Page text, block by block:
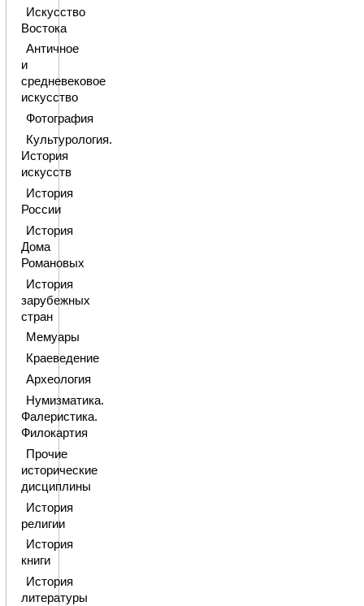
Искусство
Востока
Античное
и
средневековое
искусство
Фотография
Культурология.
История
искусств
История
России
История
Дома
Романовых
История
зарубежных
стран
Мемуары
Краеведение
Археология
Нумизматика.
Фалеристика.
Филокартия
Прочие
исторические
дисциплины
История
религии
История
книги
История
литературы